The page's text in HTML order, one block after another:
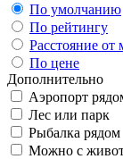
По умолчанию
По рейтингу
Расстояние от
По цене
Дополнительно
Аэропорт
Лес или парк
Рыбалка рядом
Можно с